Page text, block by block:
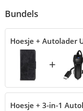
Bundels
Hoesje + Autolader
+
Hoesje + 3-in-1